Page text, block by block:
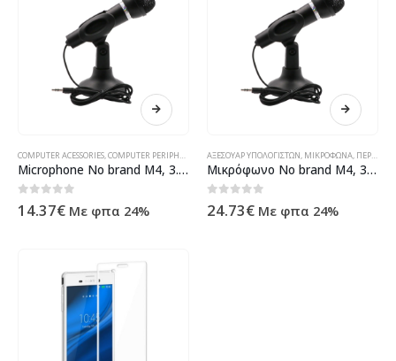
COMPUTER ACESSORIES COMPUTER PERIPHERALS MICROPHONES,ΠΡΟΪΌΝΤΑ ΠΛΗΡΟΦΟΡΙΚΉΣ -
Microphone No brand M4, 3.5mm, Black – 16019
0 out of 5
14.37€ Με φπα 24%
ΑΞΕΣΟΥΆΡ ΥΠΟΛΟΓΙΣΤΏΝ ΜΙΚΡΌΦΩΝΑ ΠΕΡΙΦΕΡΕΙΑΚΆ ΥΠΟΛΟΓΙΣΤΏΝ
Μικρόφωνο No brand M4, 3.5mm, Μαύρο – 16019
0out of 5
24.73€ Με φπα 24%